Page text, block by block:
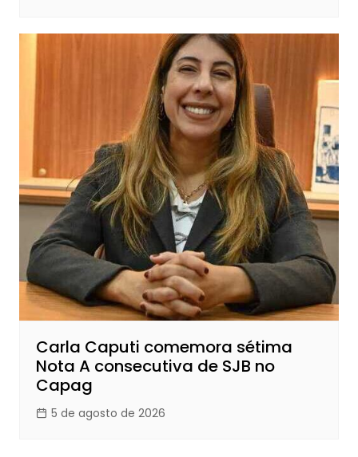
Carla Caputi comemora sétima
Nota A consecutiva de SJB no
Capag
5 de agosto de 2026